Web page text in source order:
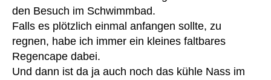
den Besuch im Schwimmbad.
Falls es plötzlich einmal anfangen sollte, zu
regnen, habe ich immer ein kleines faltbares
Regencape dabei.
Und dann ist da ja auch noch das kühle Nass im
tt
u
n
g,
G
D
u
s
h
pf